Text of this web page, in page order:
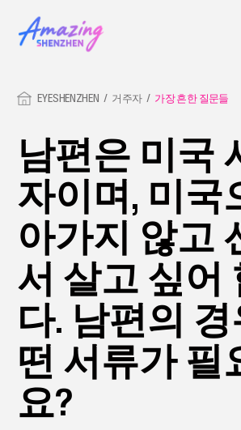
EYESHENZHEN 거주자 가장 흔한 질문들
남편은 미국
자이며, 미국
아가지 않고
서 살고 싶어
다. 남편의 경
떤 서류가 필
요?